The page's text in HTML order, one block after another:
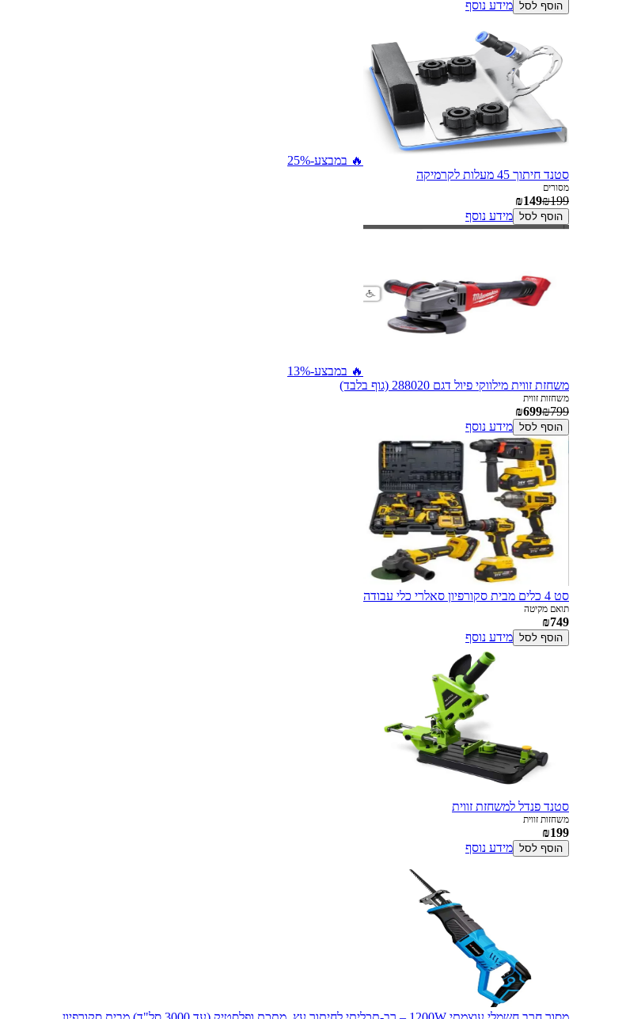
הוסף לסל מידע נוסף
🔥 במבצע-25%
סטנד חיתוך 45 מעלות לקרמיקה
מסורים
₪149₪199
הוסף לסל מידע נוסף
🔥 במבצע-13%
משחזת זווית מילווקי פיול דגם 288020 (גוף בלבד)
משחזות זווית
₪699₪799
הוסף לסל מידע נוסף
סט 4 כלים מבית סקורפיון סאלרי כלי עבודה
תואם מקיטה
₪749
הוסף לסל מידע נוסף
סטנד פנדל למשחזת זווית
משחזות זווית
₪199
הוסף לסל מידע נוסף